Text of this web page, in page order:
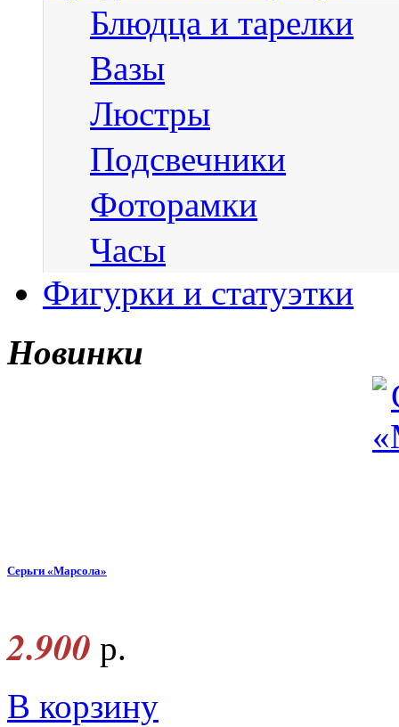
Блюдца и тарелки
Вазы
Люстры
Подсвечники
Фоторамки
Часы
Фигурки и статуэтки
Новинки
Серьги «Марсола»
2.900 р.
В корзину